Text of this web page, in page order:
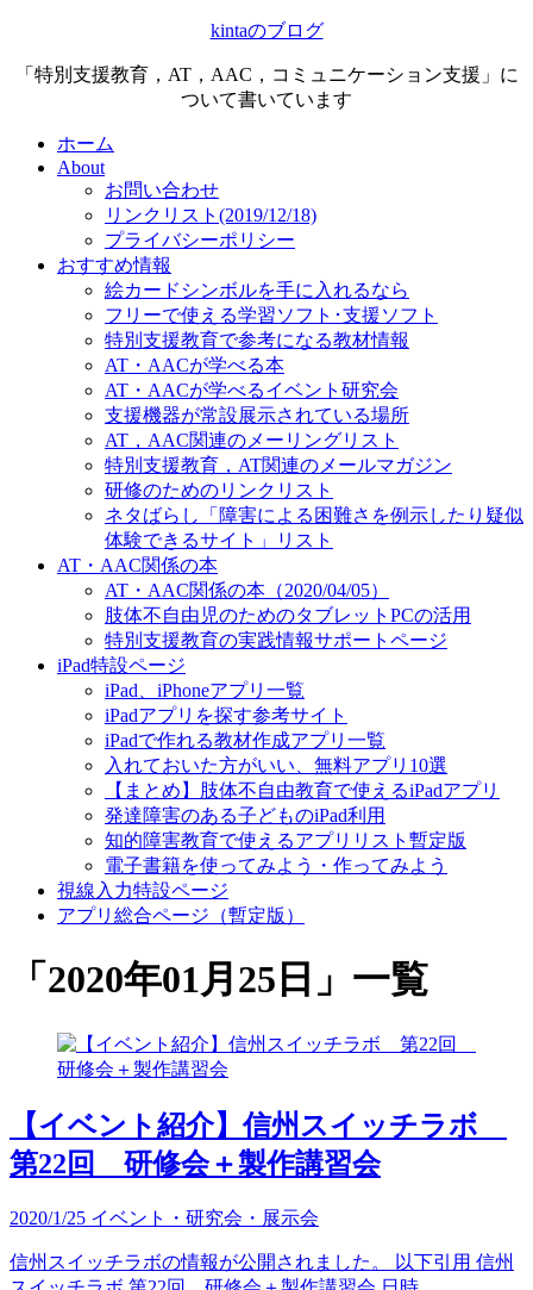
kintaのブログ
「特別支援教育，AT，AAC，コミュニケーション支援」に
ついて書いています
ホーム
About
お問い合わせ
リンクリスト(2019/12/18)
プライバシーポリシー
おすすめ情報
絵カードシンボルを手に入れるなら
フリーで使える学習ソフト･支援ソフト
特別支援教育で参考になる教材情報
AT・AACが学べる本
AT・AACが学べるイベント研究会
支援機器が常設展示されている場所
AT，AAC関連のメーリングリスト
特別支援教育，AT関連のメールマガジン
研修のためのリンクリスト
ネタばらし「障害による困難さを例示したり疑似
体験できるサイト」リスト
AT・AAC関係の本
AT・AAC関係の本（2020/04/05）
肢体不自由児のためのタブレットPCの活用
特別支援教育の実践情報サポートページ
iPad特設ページ
iPad、iPhoneアプリ一覧
iPadアプリを探す参考サイト
iPadで作れる教材作成アプリ一覧
入れておいた方がいい、無料アプリ10選
【まとめ】肢体不自由教育で使えるiPadアプリ
発達障害のある子どものiPad利用
知的障害教育で使えるアプリリスト暫定版
電子書籍を使ってみよう・作ってみよう
視線入力特設ページ
アプリ総合ページ（暫定版）
「 2020年01月25日 」 一覧
【イベント紹介】信州スイッチラボ
第22回 研修会＋製作講習会
2020/1/25 イベント・研究会・展示会
信州スイッチラボの情報が公開されました。 以下引用 信州